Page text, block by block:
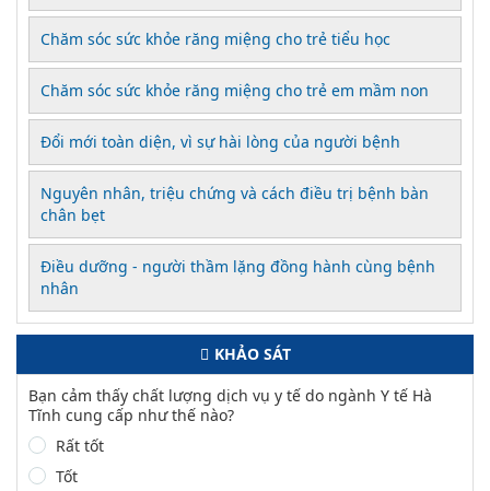
Chăm sóc sức khỏe răng miệng cho trẻ tiểu học
Chăm sóc sức khỏe răng miệng cho trẻ em mầm non
Đổi mới toàn diện, vì sự hài lòng của người bệnh
Nguyên nhân, triệu chứng và cách điều trị bệnh bàn
chân bẹt
Điều dưỡng - người thầm lặng đồng hành cùng bệnh
nhân
KHẢO SÁT
Bạn cảm thấy chất lượng dịch vụ y tế do ngành Y tế Hà
Tĩnh cung cấp như thế nào?
Rất tốt
Tốt